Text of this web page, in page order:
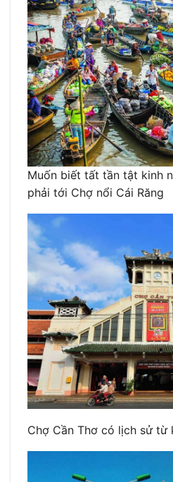
Muốn biết tất tần tật kinh
phải tới Chợ nổi Cái Răng
Chợ Cần Thơ có lịch sử từ